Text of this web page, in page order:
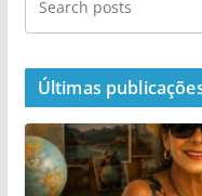
Últimas